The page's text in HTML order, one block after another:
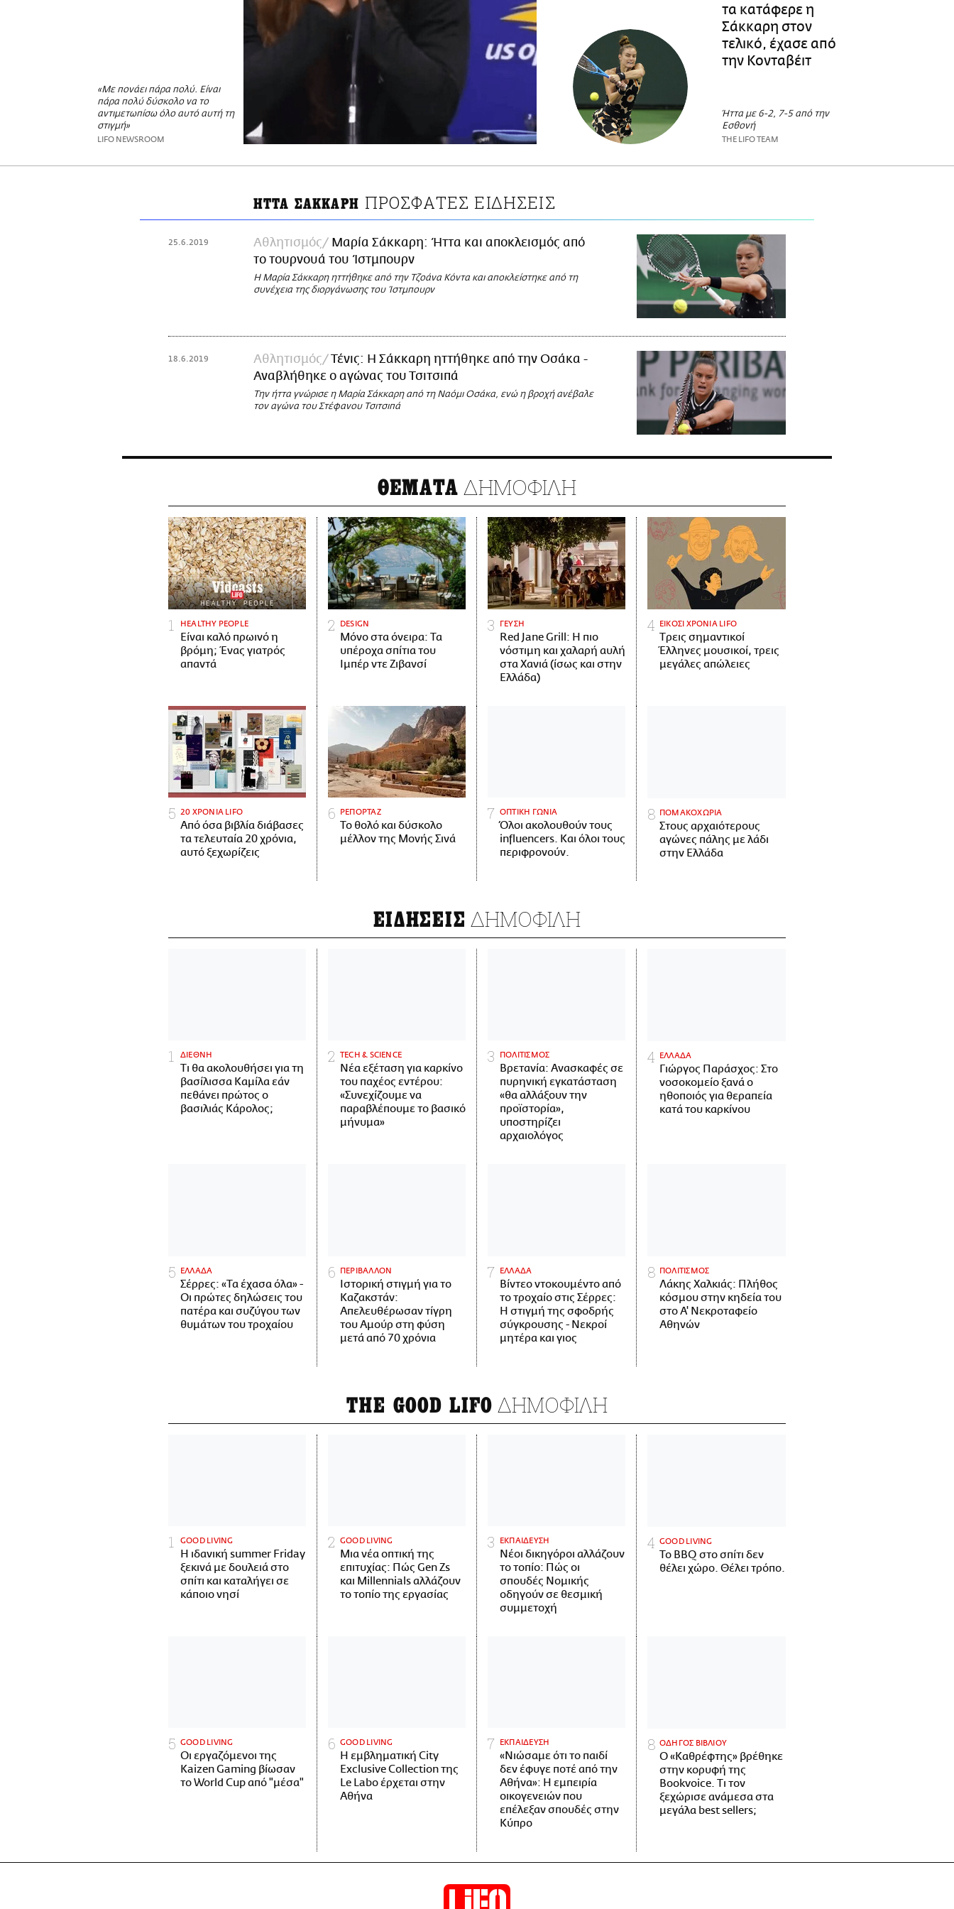
«Με πονάει πάρα πολύ. Είναι
πάρα πολύ δύσκολο να το
αντιμετωπίσω όλο αυτό αυτή τη
στιγμή»
LIFO NEWSROOM
τα κατάφερε η
Σάκκαρη στον
τελικό, έχασε από
την Κονταβέιτ
Ήττα με 6-2, 7-5 από την
Εσθονή
THE LIFO TEAM
ΗΤΤΑ ΣΑΚΚΑΡΗ ΠΡΟΣΦΑΤΕΣ ΕΙΔΗΣΕΙΣ
25.6.2019 Αθλητισμός
Μαρία Σάκκαρη: Ήττα και αποκλεισμός από
το τουρνουά του Ίστμπουρν
Η Μαρία Σάκκαρη ηττήθηκε από την Τζοάνα Κόντα και αποκλείστηκε από τη
συνέχεια της διοργάνωσης του Ίστμπουρν
18.6.2019 Αθλητισμός
Τένις: Η Σάκκαρη ηττήθηκε από την Οσάκα -
Αναβλήθηκε ο αγώνας του Τσιτσιπά
Την ήττα γνώρισε η Μαρία Σάκκαρη από τη Ναόμι Οσάκα, ενώ η βροχή ανέβαλε
τον αγώνα του Στέφανου Τσιτσιπά
ΘΕΜΑΤΑ ΔΗΜΟΦΙΛΗ
HEALTHY PEOPLE
Είναι καλό πρωινό η
βρόμη; Ένας γιατρός
απαντά
DESIGN
Μόνο στα όνειρα: Τα
υπέροχα σπίτια του
Ιμπέρ ντε Ζιβανσί
ΓΕΥΣΗ
Red Jane Grill: Η πιο
νόστιμη και χαλαρή αυλή
στα Χανιά (ίσως και στην
Ελλάδα)
ΕΙΚΟΣΙ ΧΡΟΝΙΑ LIFO
Tρεις σημαντικοί
Έλληνες μουσικοί, τρεις
μεγάλες απώλειες
20 ΧΡΟΝΙΑ LIFO
Από όσα βιβλία διάβασες
τα τελευταία 20 χρόνια,
αυτό ξεχωρίζεις
ΡΕΠΟΡΤΑΖ
Το θολό και δύσκολο
μέλλον της Μονής Σινά
ΟΠΤΙΚΗ ΓΩΝΙΑ
Όλοι ακολουθούν τους
influencers. Και όλοι τους
περιφρονούν.
ΠΟΜΑΚΟΧΩΡΙΑ
Στους αρχαιότερους
αγώνες πάλης με λάδι
στην Ελλάδα
ΕΙΔΗΣΕΙΣ ΔΗΜΟΦΙΛΗ
ΔΙΕΘΝΗ
Τι θα ακολουθήσει για τη
βασίλισσα Καμίλα εάν
πεθάνει πρώτος ο
βασιλιάς Κάρολος;
ΤECH & SCIENCE
Νέα εξέταση για καρκίνο
του παχέος εντέρου:
«Συνεχίζουμε να
παραβλέπουμε το βασικό
μήνυμα»
ΠΟΛΙΤΙΣΜΟΣ
Βρετανία: Ανασκαφές σε
πυρηνική εγκατάσταση
«θα αλλάξουν την
προϊστορία»,
υποστηρίζει
αρχαιολόγος
ΕΛΛΑΔΑ
Γιώργος Παράσχος: Στο
νοσοκομείο ξανά ο
ηθοποιός για θεραπεία
κατά του καρκίνου
ΕΛΛΑΔΑ
Σέρρες: «Τα έχασα όλα» -
Οι πρώτες δηλώσεις του
πατέρα και συζύγου των
θυμάτων του τροχαίου
ΠΕΡΙΒΑΛΛΟΝ
Ιστορική στιγμή για το
Καζακστάν:
Απελευθέρωσαν τίγρη
του Αμούρ στη φύση
μετά από 70 χρόνια
ΕΛΛΑΔΑ
Βίντεο ντοκουμέντο από
το τροχαίο στις Σέρρες:
Η στιγμή της σφοδρής
σύγκρουσης - Νεκροί
μητέρα και γιος
ΠΟΛΙΤΙΣΜΟΣ
Λάκης Χαλκιάς: Πλήθος
κόσμου στην κηδεία του
στο Α' Νεκροταφείο
Αθηνών
THE GOOD LIFO ΔΗΜΟΦΙΛΗ
GOOD LIVING
Η ιδανική summer Friday
ξεκινά με δουλειά στο
σπίτι και καταλήγει σε
κάποιο νησί
GOOD LIVING
Μια νέα οπτική της
επιτυχίας: Πώς Gen Zs
και Millennials αλλάζουν
το τοπίο της εργασίας
ΕΚΠΑΙΔΕΥΣΗ
Νέοι δικηγόροι αλλάζουν
το τοπίο: Πώς οι
σπουδές Νομικής
οδηγούν σε θεσμική
συμμετοχή
GOOD LIVING
Το BBQ στο σπίτι δεν
θέλει χώρο. Θέλει τρόπο.
GOOD LIVING
Οι εργαζόμενοι της
Kaizen Gaming βίωσαν
το World Cup από "μέσα"
GOOD LIVING
Η εμβληματική City
Exclusive Collection της
Le Labo έρχεται στην
Αθήνα
ΕΚΠΑΙΔΕΥΣΗ
«Νιώσαμε ότι το παιδί
δεν έφυγε ποτέ από την
Αθήνα»: Η εμπειρία
οικογενειών που
επέλεξαν σπουδές στην
Κύπρο
ΟΔΗΓΟΣ ΒΙΒΛΙΟΥ
Ο «Καθρέφτης» βρέθηκε
στην κορυφή της
Bookvoice. Τι τον
ξεχώρισε ανάμεσα στα
μεγάλα best sellers;